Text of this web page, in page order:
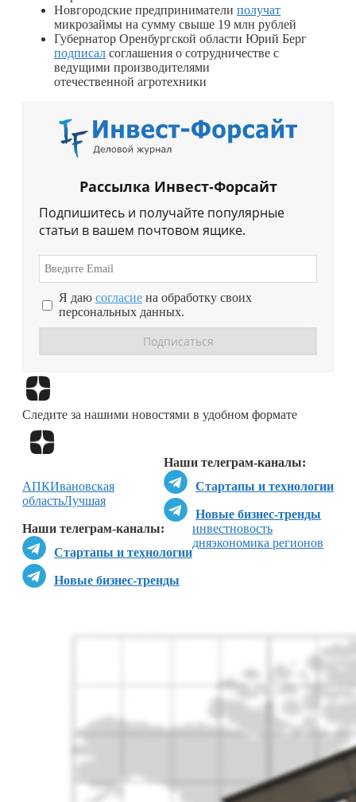
Новгородские предприниматели получат
микрозаймы на сумму свыше 19 млн рублей
Губернатор Оренбургской области Юрий Берг
подписал соглашения о сотрудничестве с
ведущими производителями
отечественной агротехники
Рассылка Инвест-Форсайт
Подпишитесь и получайте популярные
статьи в вашем почтовом ящике.
Я даю согласие на обработку своих
персональных данных.
Следите за нашими новостями в удобном формате
Наши телеграм-каналы:
Стартапы и технологии
Новые бизнес-тренды
Наши телеграм-каналы:
Стартапы и технологии
Новые бизнес-тренды
АПКИвановская
областьЛучшая
инвестновость
дняэкономика регионов